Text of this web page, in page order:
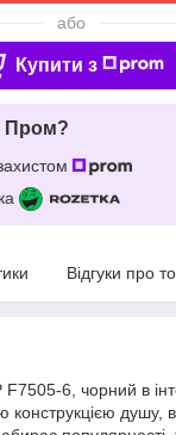
або
Купити з
Пром?
Відгуки про
F7505-6, чорний в
конструкцією душу,